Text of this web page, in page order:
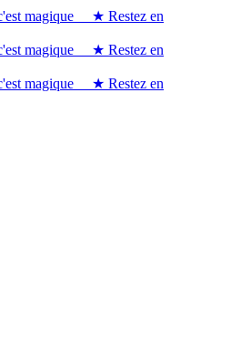
magique ★ Restez en
magique ★ Restez en
magique ★ Restez en